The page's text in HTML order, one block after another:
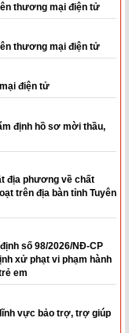
thương mại điện tử
thương mại điện tử
điện tử
định hồ sơ mời thầu,
địa phương về chất
trên địa bàn tỉnh Tuyên
số 98/2026/NĐ-CP
xử phạt vi phạm hành
em
vực bảo trợ, trợ giúp